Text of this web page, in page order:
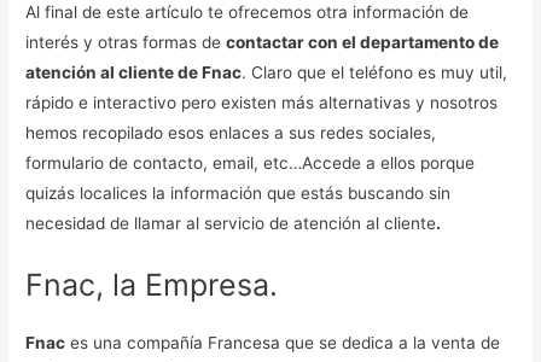
Al final de este artículo te ofrecemos otra información de
interés y otras formas decontactar con el departamento de
atención al cliente de Fnac. Claro que el teléfono es muy util,
rápido e interactivo pero existen más alternativas y nosotros
hemos recopilado esos enlaces a sus redes sociales,
formulario de contacto, email, etc…Accede a ellos porque
quizás localices la información que estás buscando sin
necesidad de llamar al servicio de atención al cliente.
Fnac, la Empresa.
Fnac es una compañía Francesa que se dedica a la venta de